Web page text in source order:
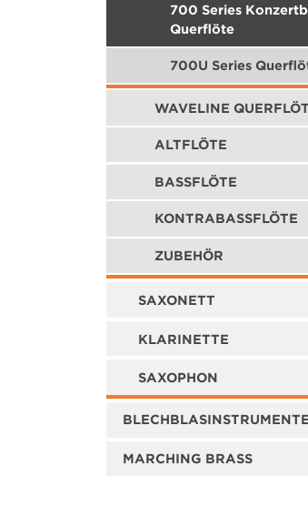
700 Series
Querflöte
700U Series
WAVELINE
ALTFLÖTE
BASSFLÖTE
KONTRABASSFLÖTE
ZUBEHÖR
SAXONETT
KLARINETTE
SAXOPHON
BLECHBLASINSTRUMENTE
MARCHING BRASS